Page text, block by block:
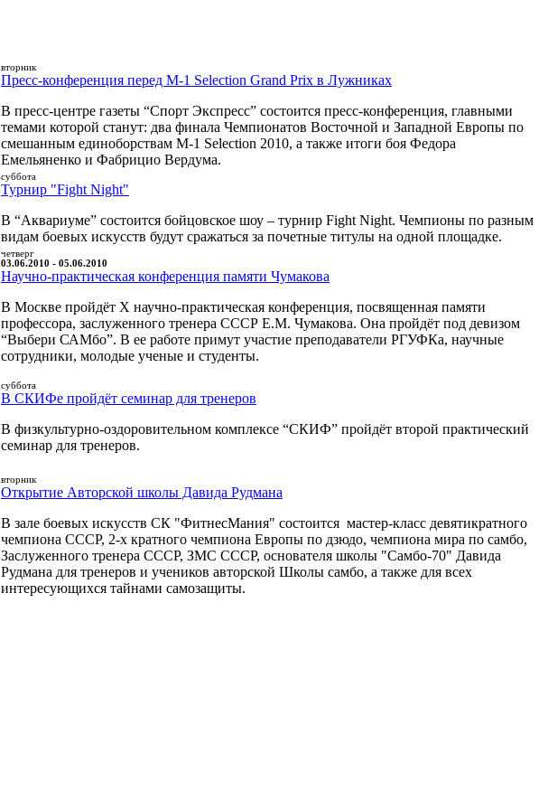
вторник
Пресс-конференция перед M-1 Selection Grand Prix в Лужниках
В пресс-центре газеты “Спорт Экспресс” состоится пресс-конференция, главными
темами которой станут: два финала Чемпионатов Восточной и Западной Европы по
смешанным единоборствам M-1 Selection 2010, а также итоги боя Федора
Емельяненко и Фабрицио Вердума.
суббота
Турнир "Fight Night"
В “Аквариуме” состоится бойцовское шоу – турнир Fight Night. Чемпионы по разным
видам боевых искусств будут сражаться за почетные титулы на одной площадке.
четверг
03.06.2010 - 05.06.2010
Научно-практическая конференция памяти Чумакова
В Москве пройдёт X научно-практическая конференция, посвященная памяти
профессора, заслуженного тренера СССР Е.М. Чумакова. Она пройдёт под девизом
“Выбери САМбо”. В ее работе примут участие преподаватели РГУФКа, научные
сотрудники, молодые ученые и студенты.
суббота
В СКИФе пройдёт семинар для тренеров
В физкультурно-оздоровительном комплексе “СКИФ” пройдёт второй практический
семинар для тренеров.
вторник
Открытие Авторской школы Давида Рудмана
В зале боевых искусств СК "ФитнесМания" состоится мастер-класс девятикратного
чемпиона СССР, 2-х кратного чемпиона Европы по дзюдо, чемпиона мира по самбо,
Заслуженного тренера СССР, ЗМС СССР, основателя школы "Самбо-70" Давида
Рудмана для тренеров и учеников авторской Школы самбо, а также для всех
интересующихся тайнами самозащиты.